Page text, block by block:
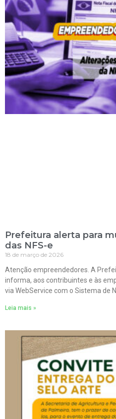
Prefeitura alerta para
das NFS-e
18 de março de 2026
Atenção empreendedores. A
informa, aos contribuintes e às
via WebService com o Sistema de
Leia mais »